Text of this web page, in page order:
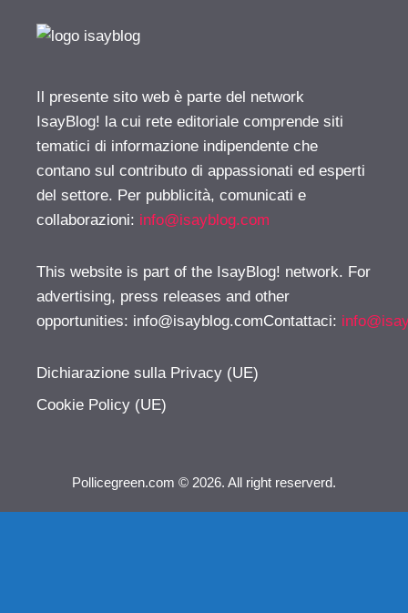
Il presente sito web è parte del network
IsayBlog! la cui rete editoriale comprende siti
tematici di informazione indipendente che
contano sul contributo di appassionati ed esperti
del settore. Per pubblicità, comunicati e
collaborazioni: info@isayblog.com
This website is part of the IsayBlog! network. For
advertising, press releases and other
opportunities: info@isayblog.comContattaci:
Dichiarazione sulla Privacy (UE)
Cookie Policy (UE)
Pollicegreen.com © 2026. All right reserverd.